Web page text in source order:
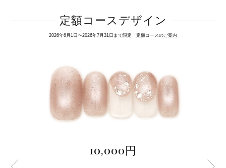
定額コースデザイン
2026年6月1日〜2026年7月31日まで限定 定額コースのご案内
10,000円